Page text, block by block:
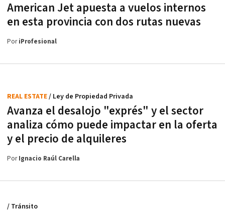
American Jet apuesta a vuelos internos
en esta provincia con dos rutas nuevas
PoriProfesional
Avanza el desalojo "exprés" y el sector
analiza cómo puede impactar en la oferta
y el precio de alquileres
REAL ESTATE/ Ley de Propiedad Privada
PorIgnacio Raúl Carella
/ Tránsito